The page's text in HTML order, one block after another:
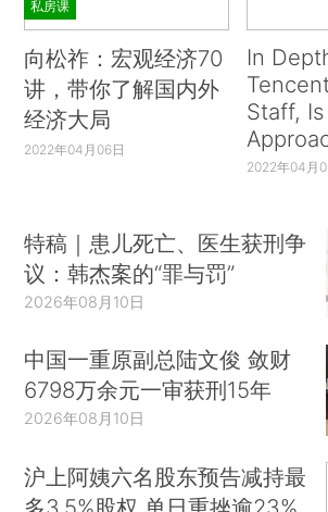
私房课
向松祚：宏观经济70
讲，带你了解国内外
经济大局
2022年04月06日
In
Staff, Is
2022年04月
特稿｜患儿死亡、医生获刑争
议：韩杰案的“罪与罚”
2026年08月10日
中国一重原副总陆文俊 敛财
6798万余元一审获刑15年
2026年08月10日
沪上阿姨六名股东预告减持最